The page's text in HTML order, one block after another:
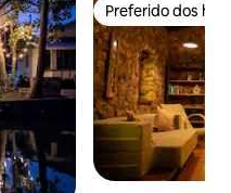
Preferido dos
Preferido dos